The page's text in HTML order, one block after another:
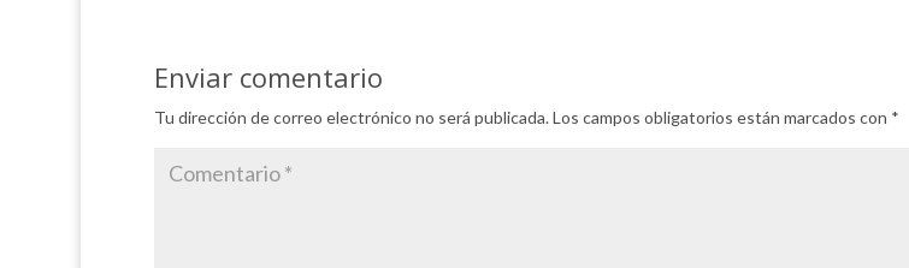
Enviar comentario
Tu dirección de correo electrónico no será publicada.Los campos obligatorios están marcados con *